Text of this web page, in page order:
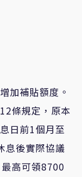
加補貼額度。
12條規定，原本
日前1個月至
息後實際協議
高可領8700